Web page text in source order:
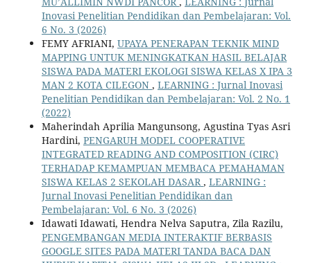
Inovasi Penelitian Pendidikan dan Pembelajaran: Vol.
6 No. 3 (2026)
FEMY AFRIANI, UPAYA PENERAPAN TEKNIK MIND
MAPPING UNTUK MENINGKATKAN HASIL BELAJAR
SISWA PADA MATERI EKOLOGI SISWA KELAS X IPA 3
MAN 2 KOTA CILEGON , LEARNING : Jurnal Inovasi
Penelitian Pendidikan dan Pembelajaran: Vol. 2 No. 1
(2022)
Maherindah Aprilia Mangunsong, Agustina Tyas Asri
Hardini, PENGARUH MODEL COOPERATIVE
INTEGRATED READING AND COMPOSITION (CIRC)
TERHADAP KEMAMPUAN MEMBACA PEMAHAMAN
SISWA KELAS 2 SEKOLAH DASAR, LEARNING :
Jurnal Inovasi Penelitian Pendidikan dan
Pembelajaran: Vol. 6 No. 3 (2026)
Idawati Idawati, Hendra Nelva Saputra, Zila Razilu,
PENGEMBANGAN MEDIA INTERAKTIF BERBASIS
GOOGLE SITES PADA MATERI TANDA BACA DAN